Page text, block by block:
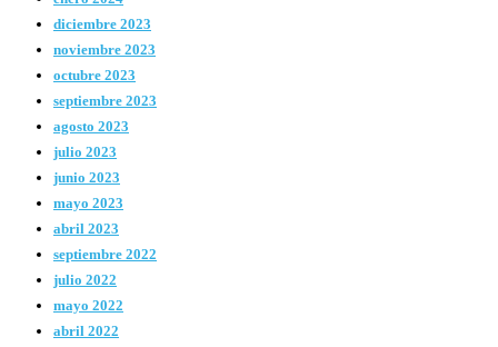
diciembre 2023
noviembre 2023
octubre 2023
septiembre 2023
agosto 2023
julio 2023
junio 2023
mayo 2023
abril 2023
septiembre 2022
julio 2022
mayo 2022
abril 2022